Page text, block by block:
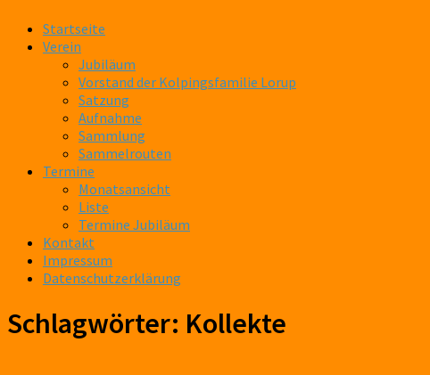
Startseite
Verein
Jubiläum
Vorstand der Kolpingsfamilie Lorup
Satzung
Aufnahme
Sammlung
Sammelrouten
Termine
Monatsansicht
Liste
Termine Jubiläum
Kontakt
Impressum
Datenschutzerklärung
Schlagwörter: Kollekte